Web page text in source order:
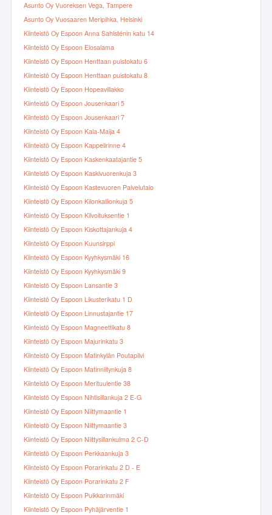
Asunto Oy Vuoreksen Vega, Tampere
Asunto Oy Vuosaaren Meripihka, Helsinki
Kiinteistö Oy Espoon Anna Sahlsténin katu 14
Kiinteistö Oy Espoon Elosalama
Kiinteistö Oy Espoon Henttaan puistokatu 6
Kiinteistö Oy Espoon Henttaan puistokatu 8
Kiinteistö Oy Espoon Hopeavillakko
Kiinteistö Oy Espoon Jousenkaari 5
Kiinteistö Oy Espoon Jousenkaari 7
Kiinteistö Oy Espoon Kala-Maija 4
Kiinteistö Oy Espoon Kappelirinne 4
Kiinteistö Oy Espoon Kaskenkaatajantie 5
Kiinteistö Oy Espoon Kaskivuorenkuja 3
Kiinteistö Oy Espoon Kastevuoren Palvelutalo
Kiinteistö Oy Espoon Kilonkallionkuja 5
Kiinteistö Oy Espoon Kilvoituksentie 1
Kiinteistö Oy Espoon Kiskottajankuja 4
Kiinteistö Oy Espoon Kuunsirppi
Kiinteistö Oy Espoon Kyyhkysmäki 16
Kiinteistö Oy Espoon Kyyhkysmäki 9
Kiinteistö Oy Espoon Lansantie 3
Kiinteistö Oy Espoon Likusterikatu 1 D
Kiinteistö Oy Espoon Linnustajantie 17
Kiinteistö Oy Espoon Magneettikatu 8
Kiinteistö Oy Espoon Majurinkatu 3
Kiinteistö Oy Espoon Matinkylän Poutapilvi
Kiinteistö Oy Espoon Matinniitynkuja 8
Kiinteistö Oy Espoon Merituulentie 38
Kiinteistö Oy Espoon Nihtisillankuja 2 E-G
Kiinteistö Oy Espoon Niittymaantie 1
Kiinteistö Oy Espoon Niittymaantie 3
Kiinteistö Oy Espoon Niittysillankulma 2 C-D
Kiinteistö Oy Espoon Perkkaankuja 3
Kiinteistö Oy Espoon Porarinkatu 2 D - E
Kiinteistö Oy Espoon Porarinkatu 2 F
Kiinteistö Oy Espoon Puikkarinmäki
Kiinteistö Oy Espoon Pyhäjärventie 1